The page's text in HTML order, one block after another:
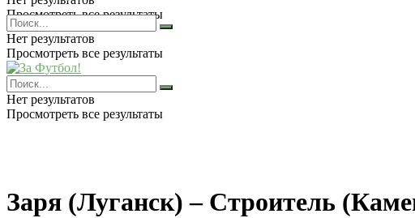
Просмотреть все результаты
Нет результатов
Просмотреть все результаты
Нет результатов
Просмотреть все результаты
Заря (Луганск) – Строитель